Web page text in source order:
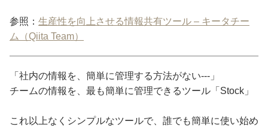
参照： 生産性を向上させる情報共有ツール – キータチー
ム（Qiita Team）
「社内の情報を、簡単に管理する方法がない---」
チームの情報を、最も簡単に管理できるツール「Stock」
これ以上なくシンプルなツールで、誰でも簡単に使い始め